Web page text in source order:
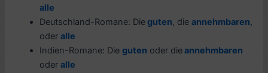
alle
Deutschland-Romane: Dieguten, dieannehmbaren,
oderalle
Indien-Romane: Dieguten oder dieannehmbaren
oderalle